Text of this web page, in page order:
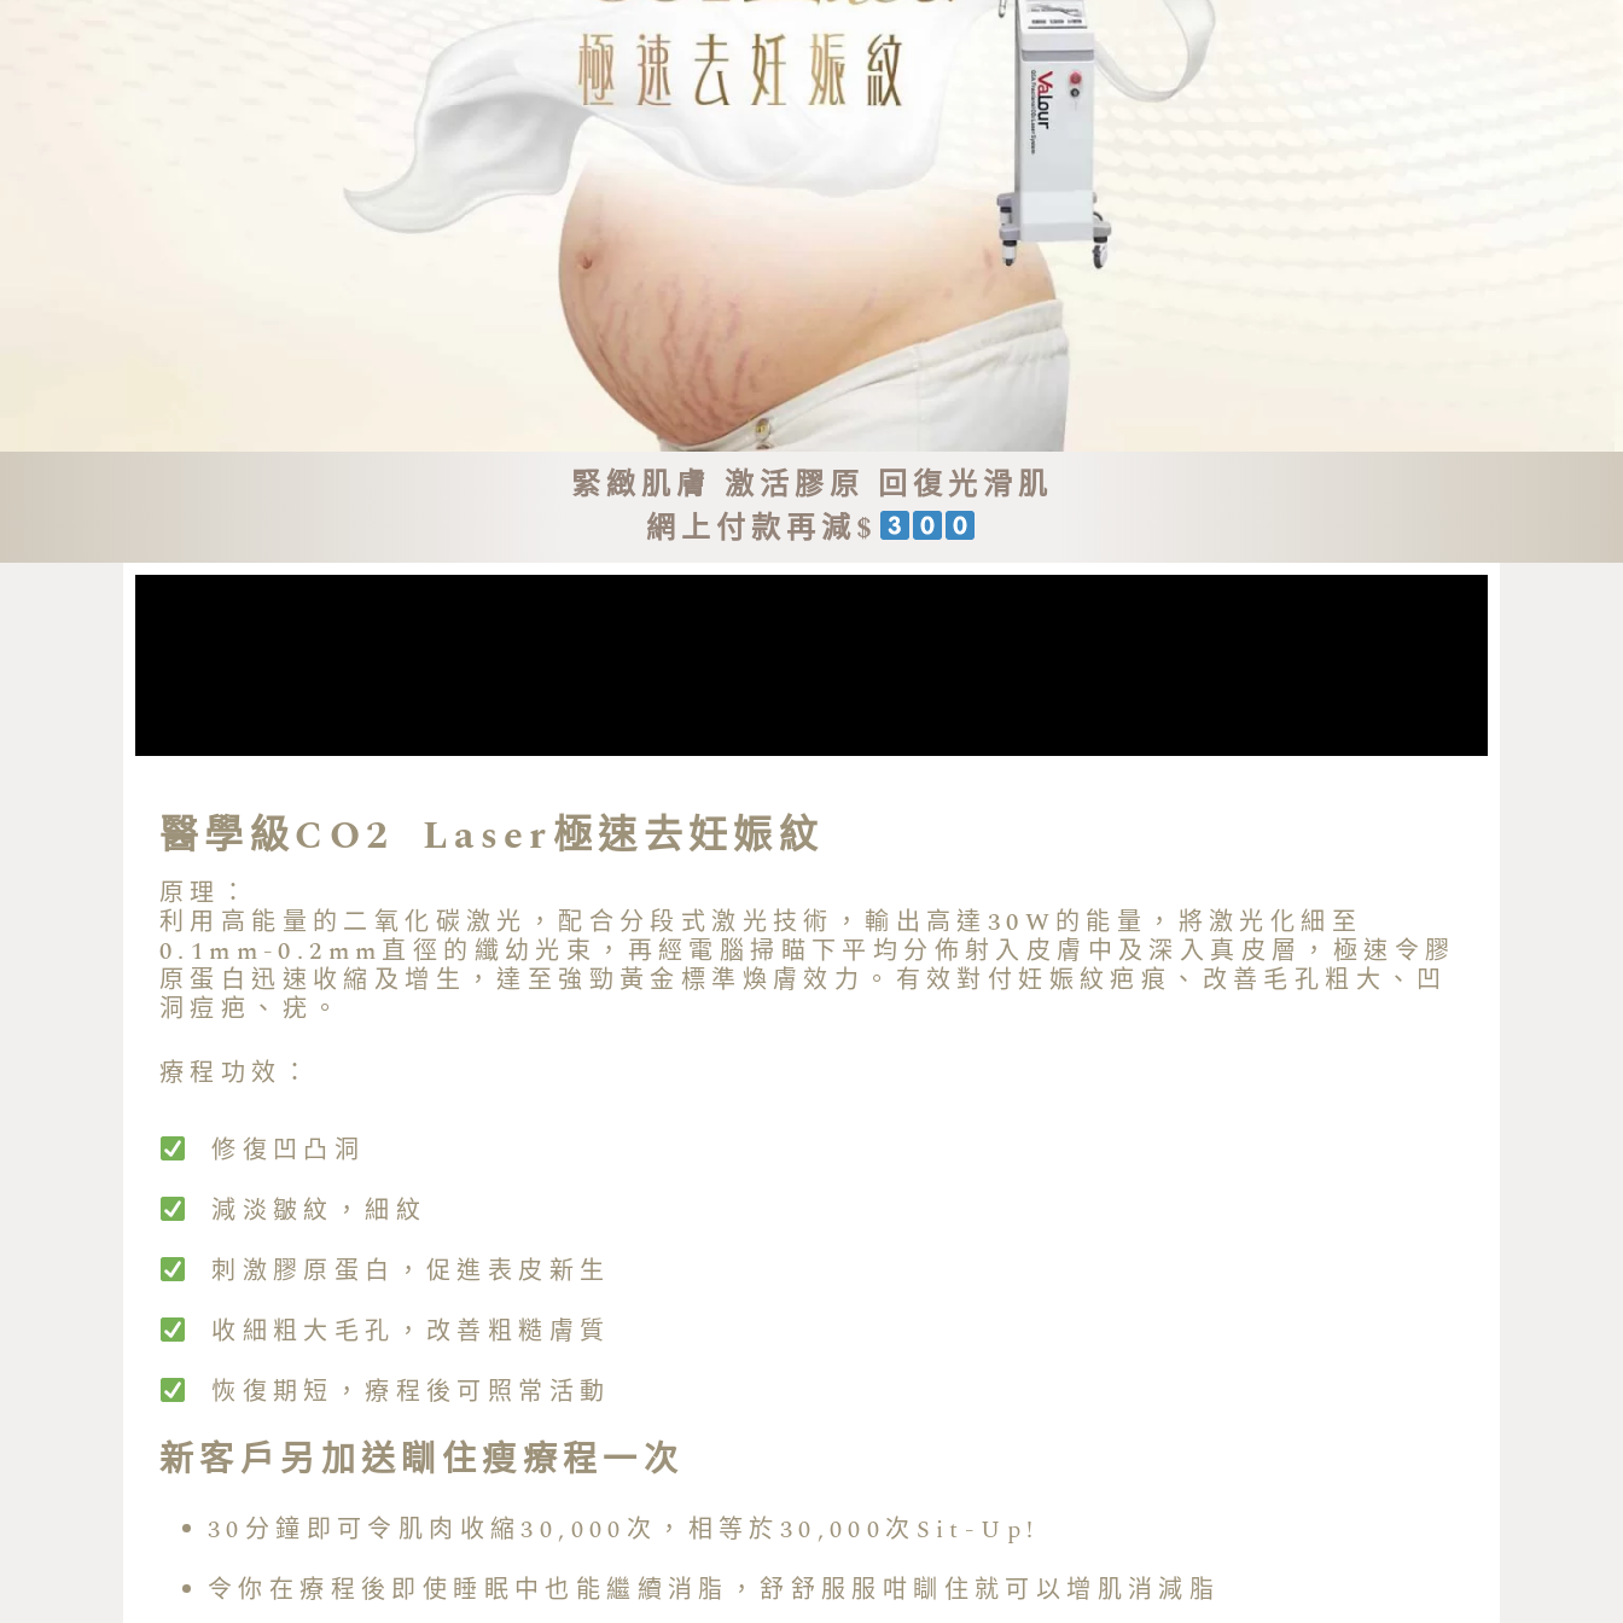
緊緻肌膚 激活膠原 回復光滑肌
網上付款再減$
醫學級CO2 Laser極速去妊娠紋
原理：
利用高能量的二氧化碳激光，配合分段式激光技術，輸出高達30W的能量，將激光化細至
0.1mm-0.2mm直徑的纖幼光束，再經電腦掃瞄下平均分佈射入皮膚中及深入真皮層，極速令膠
原蛋白迅速收縮及增生，達至強勁黃金標準煥膚效力。有效對付妊娠紋疤痕、改善毛孔粗大、凹
洞痘疤、疣。
療程功效：
修復凹凸洞
減淡皺紋，細紋
刺激膠原蛋白，促進表皮新生
收細粗大毛孔，改善粗糙膚質
恢復期短，療程後可照常活動
新客戶另加送瞓住瘦療程一次
30分鐘即可令肌肉收縮30,000次，相等於30,000次Sit-Up!
令你在療程後即使睡眠中也能繼續消脂，舒舒服服咁瞓住就可以增肌消減脂